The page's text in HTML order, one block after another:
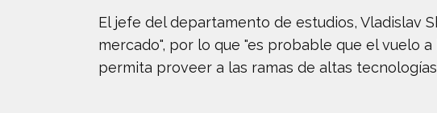
El jefe del departamento de estudios, Vladislav
mercado", por lo que "es probable que el vuelo
permita proveer a las ramas de altas